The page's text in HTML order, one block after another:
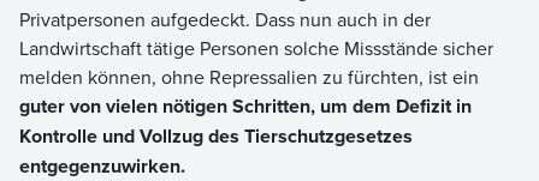
Privatpersonen aufgedeckt. Dass nun auch in der
Landwirtschaft tätige Personen solche Missstände sicher
melden können, ohne Repressalien zu fürchten, ist ein
guter von vielen nötigen Schritten, um dem Defizit in
Kontrolle und Vollzug des Tierschutzgesetzes
entgegenzuwirken.